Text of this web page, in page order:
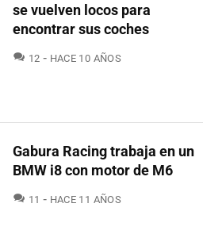
se vuelven locos para
encontrar sus coches
12 COMENTARIOS
HACE 10 AÑOS
Gabura Racing trabaja en un
BMW i8 con motor de M6
11 COMENTARIOS
HACE 11 AÑOS